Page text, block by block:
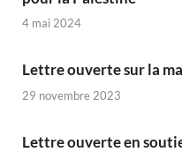
4 mai 2024
Lettre ouverte sur la
29 novembre 2023
Lettre ouverte en